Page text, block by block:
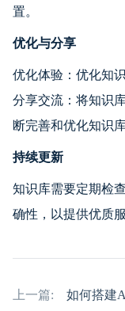
置。
优化与分享
优化体验：优化知
分享交流：将知识
断完善和优化知识库
持续更新
知识库需要定期检
确性，以提供优质
上一篇:
如何搭建